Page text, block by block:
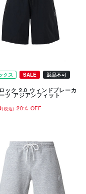
クス SALE 返品不可
ック 2.0 ウィンドブレーカ
ツ アジアンフィット
(税込) 20% OFF